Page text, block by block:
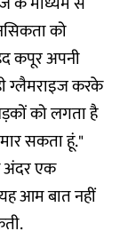
को
कपूर अपनी
ग्लैमराइज करके
को लगता है
सकता हूं."
अंदर एक
आम बात नहीं